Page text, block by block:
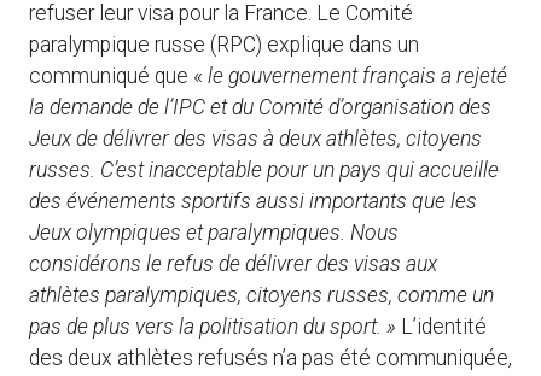
refuser leur visa pour la France. Le Comité
paralympique russe (RPC) explique dans un
communiqué que « le gouvernement français a rejeté
la demande de l’IPC et du Comité d’organisation des
Jeux de délivrer des visas à deux athlètes, citoyens
russes. C’est inacceptable pour un pays qui accueille
des événements sportifs aussi importants que les
Jeux olympiques et paralympiques. Nous
considérons le refus de délivrer des visas aux
athlètes paralympiques, citoyens russes, comme un
pas de plus vers la politisation du sport. » L’identité
des deux athlètes refusés n’a pas été communiquée,